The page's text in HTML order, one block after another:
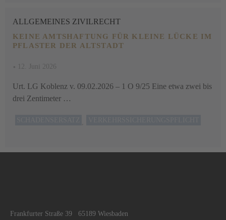
ALLGEMEINES ZIVILRECHT
KEINE AMTSHAFTUNG FÜR KLEINE LÜCKE IM
PFLASTER DER ALTSTADT
12. Juni 2026
Urt. LG Koblenz v. 09.02.2026 – 1 O 9/25 Eine etwa zwei bis
drei Zentimeter …
,
Frankfurter Straße 39 65189 Wiesbaden